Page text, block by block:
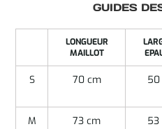
GUIDES
LONGUEUR
MAILLOT
S 70 cm 50
M 73 cm 53